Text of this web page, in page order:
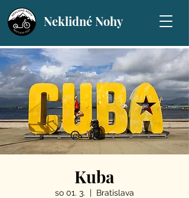
Neklidné Nohy
Kuba
so 01. 3.
  |
Bratislava